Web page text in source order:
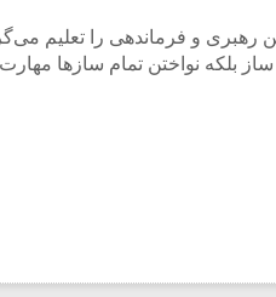
و فرماندهی را تعلیم
نواختن تمام سازها مهارت